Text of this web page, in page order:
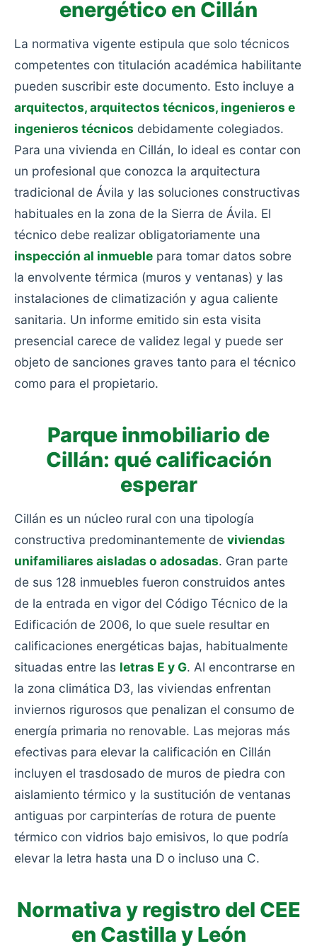
energético en Cillán
La normativa vigente estipula que solo técnicos
competentes con titulación académica habilitante
pueden suscribir este documento. Esto incluye a
arquitectos, arquitectos técnicos, ingenieros e
ingenieros técnicos debidamente colegiados.
Para una vivienda en Cillán, lo ideal es contar con
un profesional que conozca la arquitectura
tradicional de Ávila y las soluciones constructivas
habituales en la zona de la Sierra de Ávila. El
técnico debe realizar obligatoriamente una
inspección al inmueble para tomar datos sobre
la envolvente térmica (muros y ventanas) y las
instalaciones de climatización y agua caliente
sanitaria. Un informe emitido sin esta visita
presencial carece de validez legal y puede ser
objeto de sanciones graves tanto para el técnico
como para el propietario.
Parque inmobiliario de
Cillán: qué calificación
esperar
Cillán es un núcleo rural con una tipología
constructiva predominantemente de viviendas
unifamiliares aisladas o adosadas. Gran parte
de sus 128 inmuebles fueron construidos antes
de la entrada en vigor del Código Técnico de la
Edificación de 2006, lo que suele resultar en
calificaciones energéticas bajas, habitualmente
situadas entre las letras E y G. Al encontrarse en
la zona climática D3, las viviendas enfrentan
inviernos rigurosos que penalizan el consumo de
energía primaria no renovable. Las mejoras más
efectivas para elevar la calificación en Cillán
incluyen el trasdosado de muros de piedra con
aislamiento térmico y la sustitución de ventanas
antiguas por carpinterías de rotura de puente
térmico con vidrios bajo emisivos, lo que podría
elevar la letra hasta una D o incluso una C.
Normativa y registro del CEE
en Castilla y León